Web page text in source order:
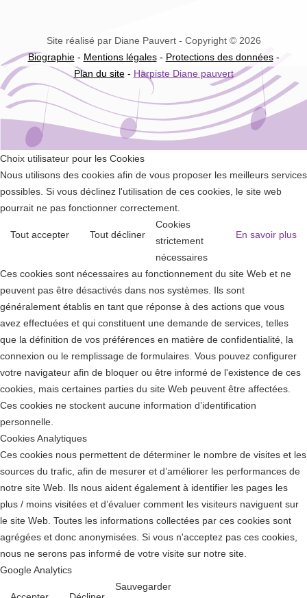
Site réalisé par Diane Pauvert - Copyright © 2026
Biographie- Mentions légales- Protections des données-
Plan du site- Harpiste Diane pauvert
Choix utilisateur pour les Cookies
Nous utilisons des cookies afin de vous proposer les meilleurs services
possibles. Si vous déclinez l'utilisation de ces cookies, le site web
pourrait ne pas fonctionner correctement.
Tout accepter Tout décliner En savoir plus
Cookies
strictement
nécessaires
Ces cookies sont nécessaires au fonctionnement du site Web et ne
peuvent pas être désactivés dans nos systèmes. Ils sont
généralement établis en tant que réponse à des actions que vous
avez effectuées et qui constituent une demande de services, telles
que la définition de vos préférences en matière de confidentialité, la
connexion ou le remplissage de formulaires. Vous pouvez configurer
votre navigateur afin de bloquer ou être informé de l'existence de ces
cookies, mais certaines parties du site Web peuvent être affectées.
Ces cookies ne stockent aucune information d’identification
personnelle.
Cookies Analytiques
Ces cookies nous permettent de déterminer le nombre de visites et les
sources du trafic, afin de mesurer et d’améliorer les performances de
notre site Web. Ils nous aident également à identifier les pages les
plus / moins visitées et d’évaluer comment les visiteurs naviguent sur
le site Web. Toutes les informations collectées par ces cookies sont
agrégées et donc anonymisées. Si vous n'acceptez pas ces cookies,
nous ne serons pas informé de votre visite sur notre site.
Google Analytics
Sauvegarder